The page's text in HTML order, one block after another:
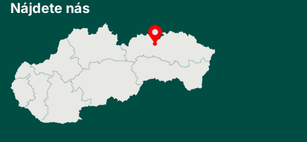
Nájdete nás